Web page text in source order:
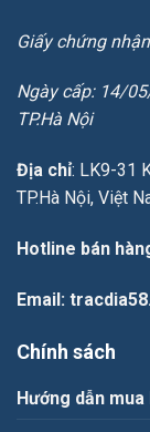
Giấy chứng
Ngày cấp: 14/
TP.Hà Nội
Địa chỉ: LK9-31
TP.Hà Nội, Việt
Hotline bán
Email:
Chính sách
Hướng dẫn mua